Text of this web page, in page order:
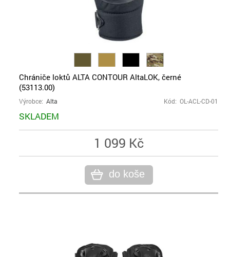
Chrániče loktů ALTA CONTOUR AltaLOK, černé
(53113.00)
Výrobce: Alta Kód: OL-ACL-CD-01
SKLADEM
1 099 Kč
do koše